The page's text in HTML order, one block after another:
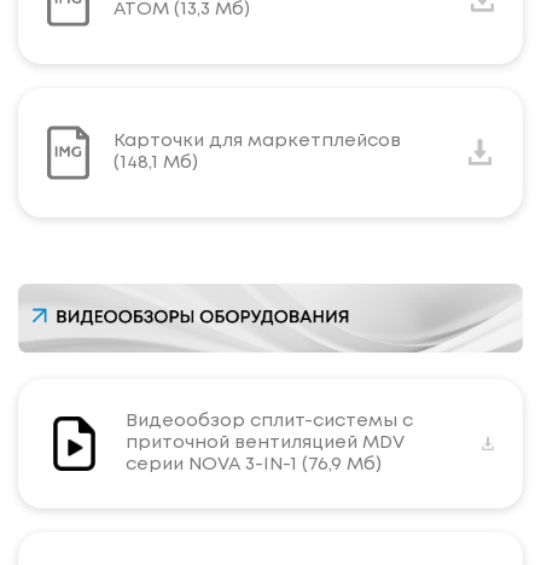
АТОМ (13,3 Мб)
Карточки для маркетплейсов
(148,1 Мб)
Видеообзор сплит-системы с
приточной вентиляцией MDV
серии NOVA 3-IN-1 (76,9 Мб)